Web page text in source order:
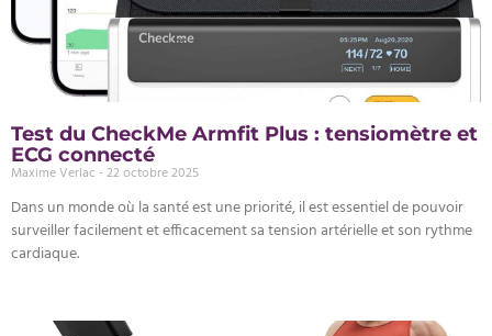
Test du CheckMe Armfit Plus : tensiomètre et
ECG connecté
Maxime Verlac 22 octobre 2025
Dans un monde où la santé est une priorité, il est essentiel de pouvoir
surveiller facilement et efficacement sa tension artérielle et son rythme
cardiaque.